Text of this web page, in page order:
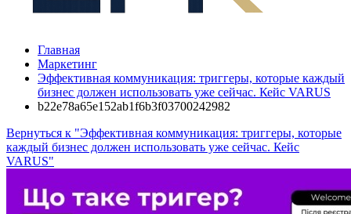
Главная
Маркетинг
Эффективная коммуникация: триггеры, которые каждый
бизнес должен использовать уже сейчас. Кейс VARUS
b22e78a65e152ab1f6b3f03700242982
Вернуться к "Эффективная коммуникация: триггеры, которые
каждый бизнес должен использовать уже сейчас. Кейс
VARUS"